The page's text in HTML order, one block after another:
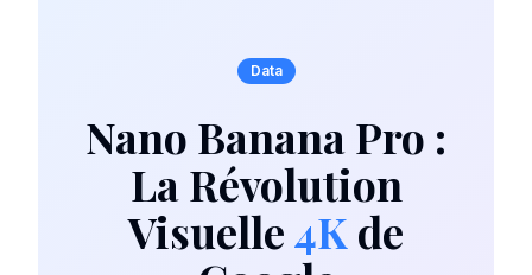
Data
Nano Banana Pro :
La Révolution
Visuelle4K de